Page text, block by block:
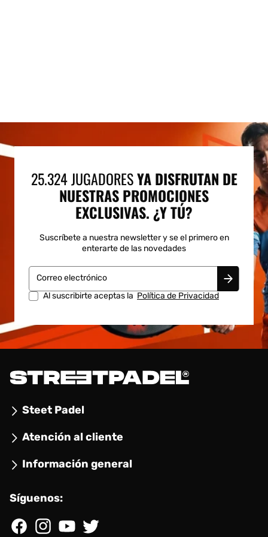
25.324 JUGADORESYA DISFRUTAN DE
NUESTRAS PROMOCIONES
EXCLUSIVAS. ¿Y TÚ?
Suscríbete a nuestra newsletter y se el primero en
enterarte de las novedades
Correo electrónico
Al suscribirte aceptas la Política de Privacidad
Steet Padel
Atención al cliente
Información general
Síguenos:
FacebookInstagramYouTubeTwitter